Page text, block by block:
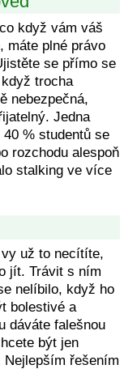
když vám váš
máte plné právo
se přímo se
trocha
nebezpečná,
Jedna
% studentů se
rozchodu alespoň
stalking ve více
už to necítíte,
jít. Trávit s ním
nelíbilo, když ho
bolestivé a
dáváte falešnou
být jen
Nejlepším řešením